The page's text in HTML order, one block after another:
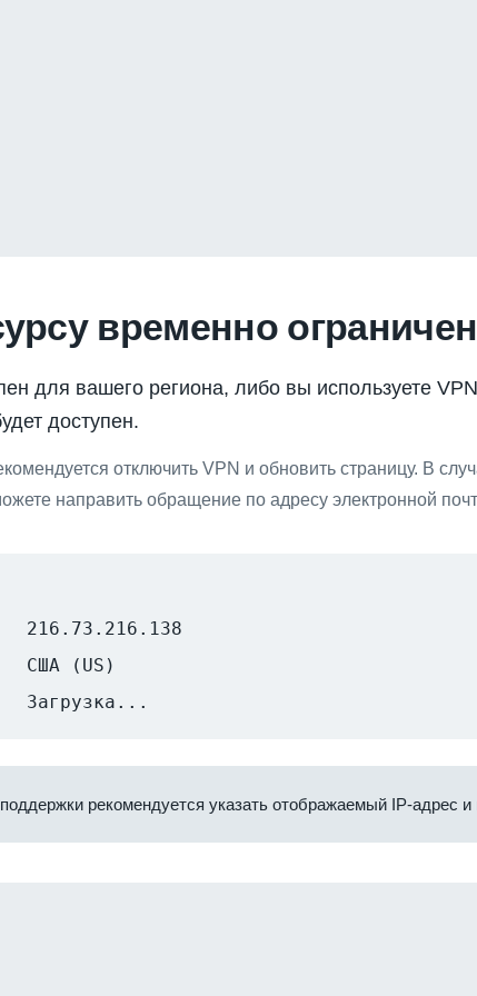
временно ограничен
для вашего региона, либо вы используете
доступен.
отключить VPN и обновить страницу. В
направить обращение по адресу электронной
216.73.216.138
США (US)
Загрузка...
рекомендуется указать отображаемый IP-адрес и